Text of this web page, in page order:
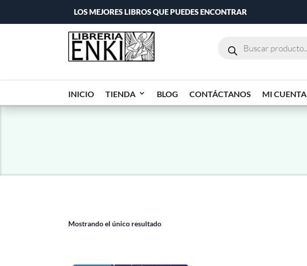
LOS MEJORES LIBROS QUE PUEDES ENCONTRAR
INICIO TIENDA BLOG CONTÁCTANOS MI CUENTA
Mostrando el único resultado